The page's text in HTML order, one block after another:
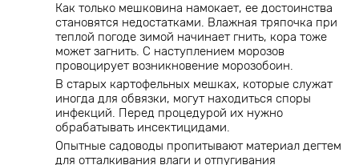
Как только мешковина намокает, ее достоинства
становятся недостатками. Влажная тряпочка при
теплой погоде зимой начинает гнить, кора тоже
может загнить. С наступлением морозов
провоцирует возникновение морозобоин.
В старых картофельных мешках, которые служат
иногда для обвязки, могут находиться споры
инфекций. Перед процедурой их нужно
обрабатывать инсектицидами.
Опытные садоводы пропитывают материал дегтем
для отталкивания влаги и отпугивания